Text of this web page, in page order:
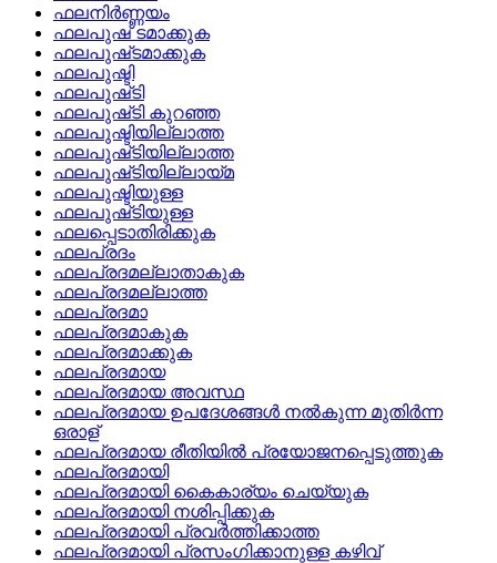
ഫലനിര്‍ണ്ണയം
ഫലപുഷ് ടമാക്കുക
ഫലപുഷ്‌ടമാക്കുക
ഫലപുഷ്ടി
ഫലപുഷ്‌ടി
ഫലപുഷ്‌ടി കുറഞ്ഞ
ഫലപുഷ്ടിയില്ലാത്ത
ഫലപുഷ്‌ടിയില്ലാത്ത
ഫലപുഷ്‌ടിയില്ലായ്‌മ
ഫലപുഷ്ടിയുള്ള
ഫലപുഷ്‌ടിയുള്ള
ഫലപ്പെടാതിരിക്കുക
ഫലപ്രദം
ഫലപ്രദമല്ലാതാകുക
ഫലപ്രദമല്ലാത്ത
ഫലപ്രദമാ
ഫലപ്രദമാകുക
ഫലപ്രദമാക്കുക
ഫലപ്രദമായ
ഫലപ്രദമായ അവസ്ഥ
ഫലപ്രദമായ ഉപദേശങ്ങള്‍ നല്‍കുന്ന മുതിര്‍ന്ന
ഒരാള്
ഫലപ്രദമായ രീതിയില്‍ പ്രയോജനപ്പെടുത്തുക
ഫലപ്രദമായി
ഫലപ്രദമായി കൈകാര്യം ചെയ്യുക
ഫലപ്രദമായി നശിപ്പിക്കുക
ഫലപ്രദമായി പ്രവര്‍ത്തിക്കാത്ത
ഫലപ്രദമായി പ്രസംഗിക്കാനുള്ള കഴിവ്